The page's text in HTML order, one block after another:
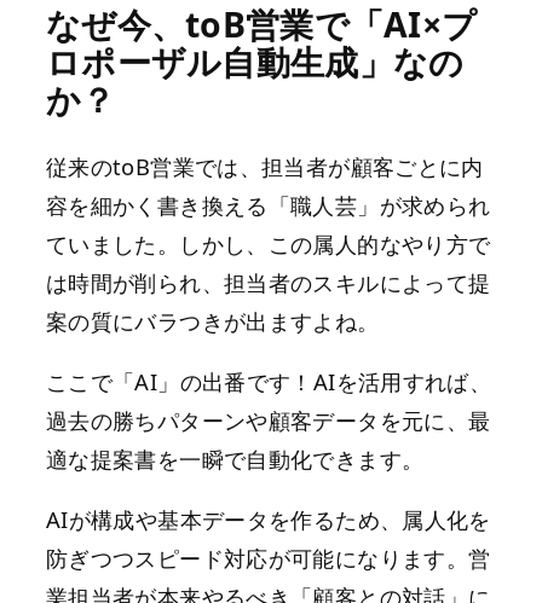
なぜ今、toB営業で「AI×プ
ロポーザル自動生成」なの
か？
従来のtoB営業では、担当者が顧客ごとに内
容を細かく書き換える「職人芸」が求められ
ていました。しかし、この属人的なやり方で
は時間が削られ、担当者のスキルによって提
案の質にバラつきが出ますよね。
ここで「AI」の出番です！AIを活用すれば、
過去の勝ちパターンや顧客データを元に、最
適な提案書を一瞬で自動化できます。
AIが構成や基本データを作るため、属人化を
防ぎつつスピード対応が可能になります。営
業担当者が本来やるべき「顧客との対話」に